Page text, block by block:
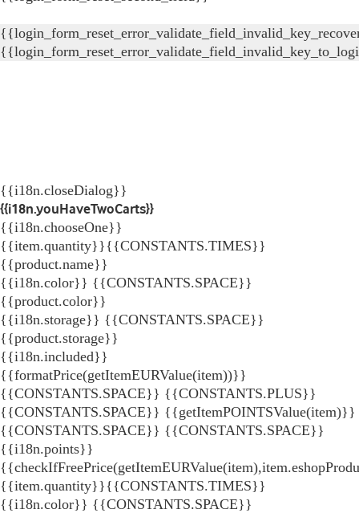
{{i18n.closeDialog}}
{{i18n.youHaveTwoCarts}}
{{i18n.chooseOne}}
{{item.quantity}}{{CONSTANTS.TIMES}}
{{product.name}}
{{i18n.color}} {{CONSTANTS.SPACE}}
{{product.color}}
{{i18n.storage}} {{CONSTANTS.SPACE}}
{{product.storage}}
{{i18n.included}}
{{formatPrice(getItemEURValue(item))}}
{{CONSTANTS.SPACE}} {{CONSTANTS.PLUS}}
{{CONSTANTS.SPACE}} {{getItemPOINTSValue(item)}}
{{CONSTANTS.SPACE}} {{CONSTANTS.SPACE}}
{{i18n.points}}
{{item.quantity}}{{CONSTANTS.TIMES}}
{{i18n.color}} {{CONSTANTS.SPACE}}